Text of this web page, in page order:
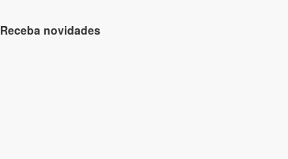
Receba novidades